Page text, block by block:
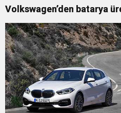
Volkswagen’den batarya